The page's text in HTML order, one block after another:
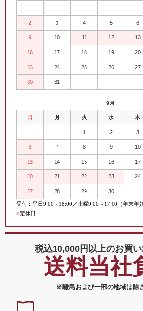
2 3 4 5 6
9 10 11 12 13
16 17 18 19 20
23 24 25 26 27
30 31
9月
日 月 火 水 木
1 2 3
6 7 8 9 10
13 14 15 16 17
20 21 22 23 24
27 28 29 30
受付：平日9:00 ～ 18:00／土曜9:00 ～ 17:00（年末年
■定休日
税込10,000円以上のお買
送料当社
※離島および一部の地域は除